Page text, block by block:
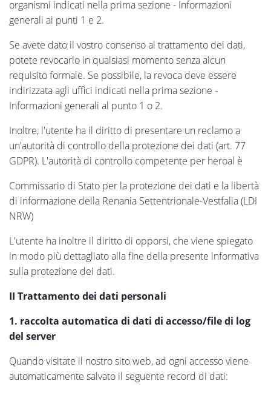
organismi indicati nella prima sezione - Informazioni
generali ai punti 1 e 2.
Se avete dato il vostro consenso al trattamento dei dati,
potete revocarlo in qualsiasi momento senza alcun
requisito formale. Se possibile, la revoca deve essere
indirizzata agli uffici indicati nella prima sezione -
Informazioni generali al punto 1 o 2.
Inoltre, l'utente ha il diritto di presentare un reclamo a
un'autorità di controllo della protezione dei dati (art. 77
GDPR). L'autorità di controllo competente per heroal è
Commissario di Stato per la protezione dei dati e la libertà
di informazione della Renania Settentrionale-Vestfalia (LDI
NRW)
L'utente ha inoltre il diritto di opporsi, che viene spiegato
in modo più dettagliato alla fine della presente informativa
sulla protezione dei dati.
II Trattamento dei dati personali
1. raccolta automatica di dati di accesso/file di log
del server
Quando visitate il nostro sito web, ad ogni accesso viene
automaticamente salvato il seguente record di dati: